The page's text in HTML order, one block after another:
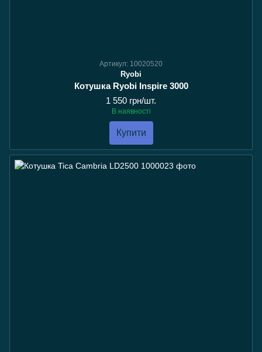
Артикул: 10020520
Ryobi
Котушка Ryobi Inspire 3000
1 550 грн/шт.
В наявності
Купити